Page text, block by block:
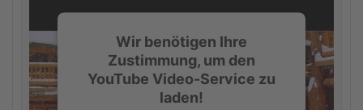
Mehr Informationen
Akzeptieren
Wir benötigen Ihre
Zustimmung, um den
YouTube Video-Service zu
laden!